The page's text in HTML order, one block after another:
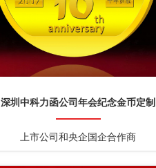
深圳中科力函公司年会纪念金币定制
上市公司和央企国企合作商